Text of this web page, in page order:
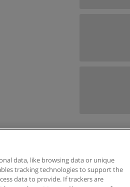
Copyright © Educaedu
data, like browsing data or unique
tracking technologies to support the
data to provide. If trackers are